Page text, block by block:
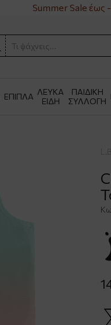
Summer Sale έως -
ΕΠΙΠΛΑ ΛΕΥΚΑ
ΕΙΔΗ
ΠΑΙΔΙΚΗ
ΣΥΛΛΟΓΗ